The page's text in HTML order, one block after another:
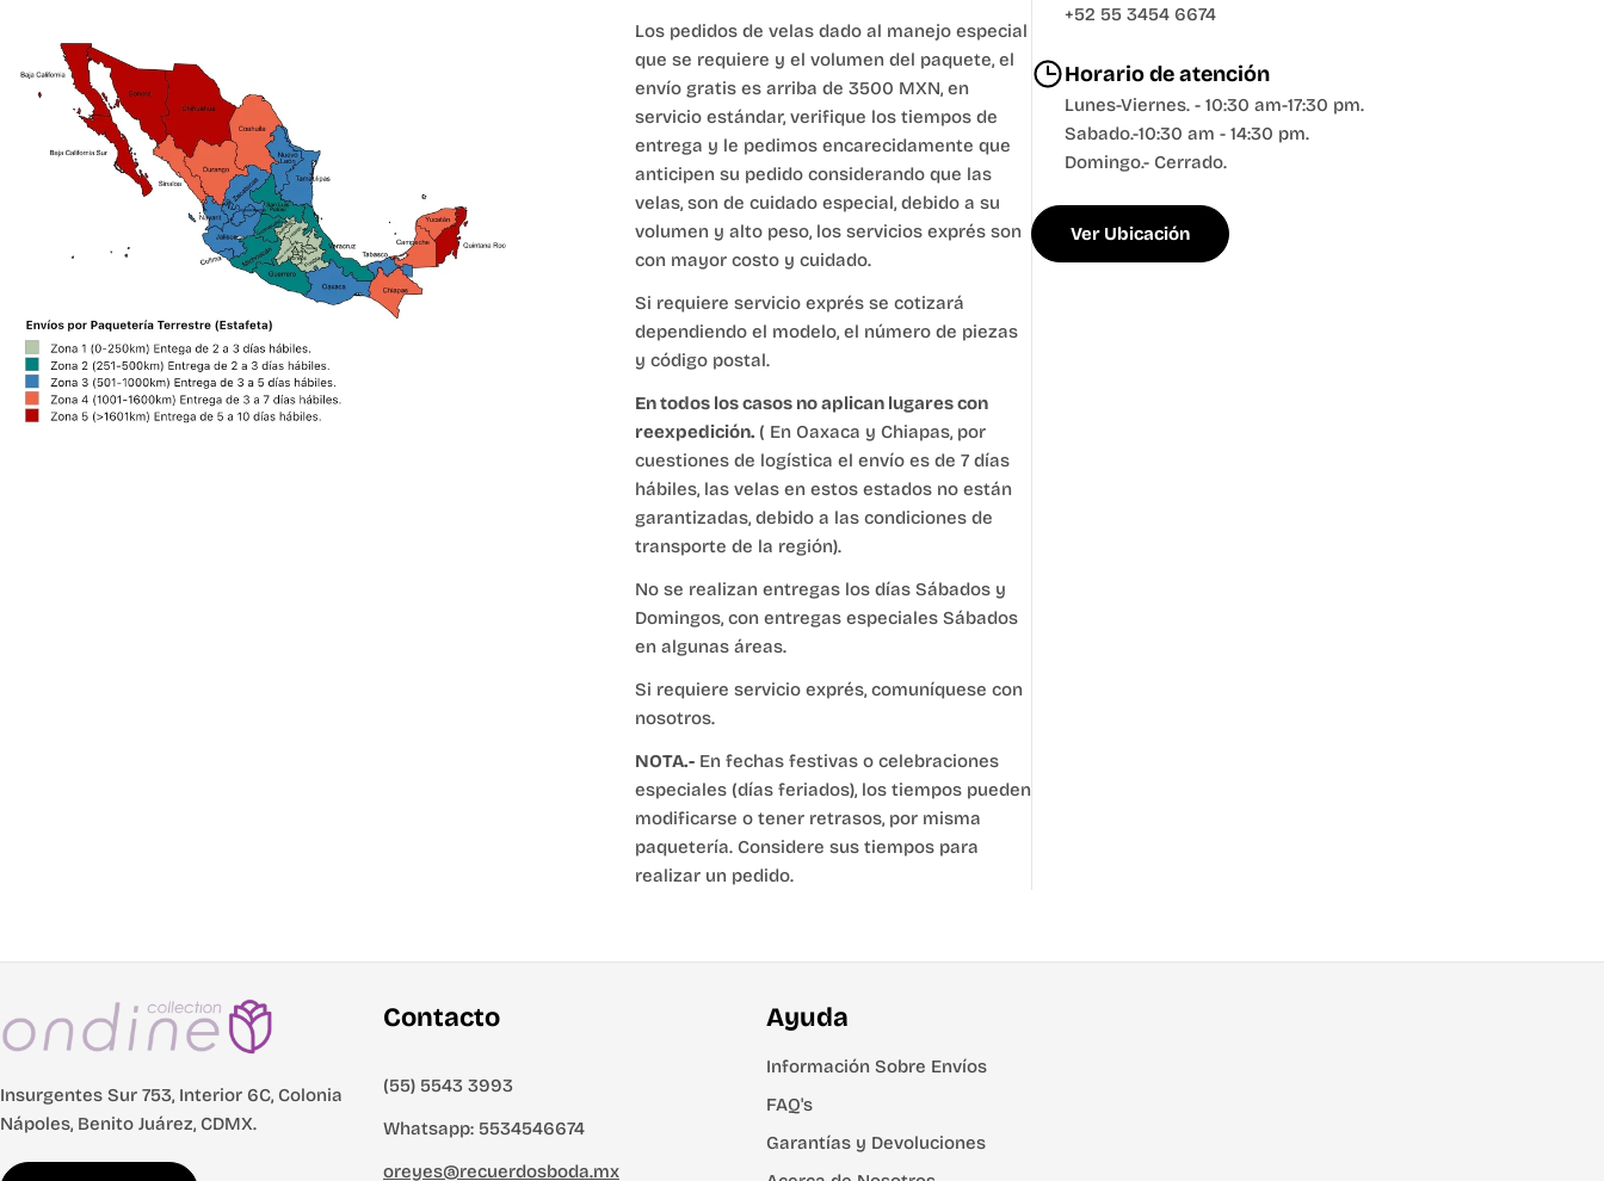
Los pedidos de velas dado al manejo especial
que se requiere y el volumen del paquete, el
envío gratis es arriba de 3500 MXN, en
servicio estándar, verifique los tiempos de
entrega y le pedimos encarecidamente que
anticipen su pedido considerando que las
velas, son de cuidado especial, debido a su
volumen y alto peso, los servicios exprés son
con mayor costo y cuidado.
Si requiere servicio exprés se cotizará
dependiendo el modelo, el número de piezas
y código postal.
En todos los casos no aplican lugares con
reexpedición. ( En Oaxaca y Chiapas, por
cuestiones de logística el envío es de 7 días
hábiles, las velas en estos estados no están
garantizadas, debido a las condiciones de
transporte de la región).
No se realizan entregas los días Sábados y
Domingos, con entregas especiales Sábados
en algunas áreas.
Si requiere servicio exprés, comuníquese con
nosotros.
NOTA.- En fechas festivas o celebraciones
especiales (días feriados), los tiempos pueden
modificarse o tener retrasos, por misma
paquetería. Considere sus tiempos para
realizar un pedido.
+52 55 3454 6674
Horario de atención
Lunes-Viernes. - 10:30 am-17:30 pm.
Sabado.-10:30 am - 14:30 pm.
Domingo.- Cerrado.
Ver Ubicación
Insurgentes Sur 753, Interior 6C, Colonia
Nápoles, Benito Juárez, CDMX.
Contacto
(55) 5543 3993
Whatsapp: 5534546674
oreyes@recuerdosboda.mx
Ayuda
Información Sobre Envíos
FAQ's
Garantías y Devoluciones